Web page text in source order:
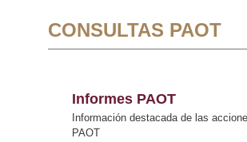
CONSULTAS PAOT
Informes PAOT
Información destacada de las
PAOT